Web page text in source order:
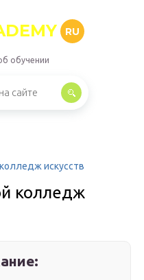
RU
обучении
искусств
колледж